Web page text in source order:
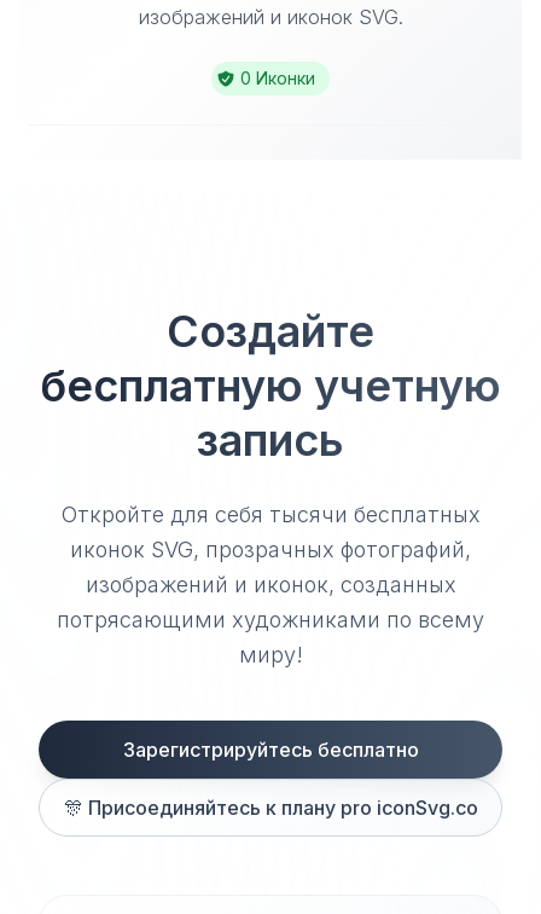
изображений и иконок SVG.
0 Иконки
Создайте
бесплатную учетную
запись
Откройте для себя тысячи бесплатных
иконок SVG, прозрачных фотографий,
изображений и иконок, созданных
потрясающими художниками по всему
миру!
Зарегистрируйтесь бесплатно
🎊 Присоединяйтесь к плану pro iconSvg.co